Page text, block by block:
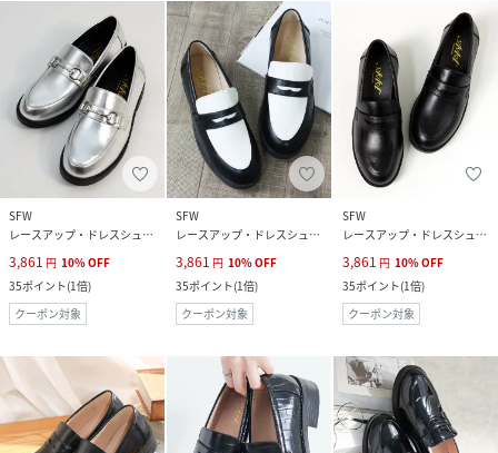
SFW
レースアップ・ドレスシューズ
3,861 円 10%OFF
35ポイント(1倍)
クーポン対象
SFW
レースアップ・ドレスシューズ
3,861 円 10%OFF
35ポイント(1倍)
クーポン対象
SFW
レースアップ・ドレスシューズ
3,861 円 10%OFF
35ポイント(1倍)
クーポン対象